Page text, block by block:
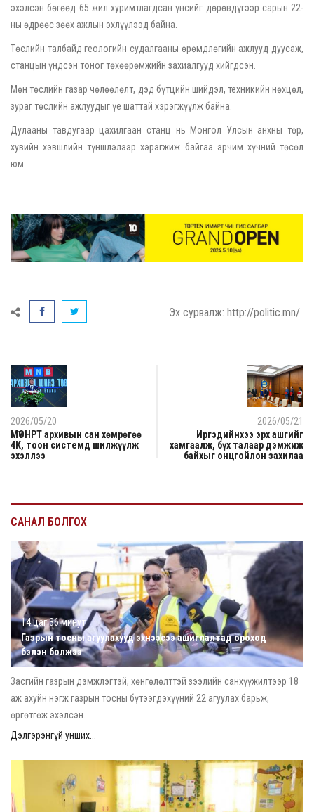
эхэлсэн бөгөөд 65 жил хуримтлагдсан үнсийг дөрөвдүгээр сарын 22-
ны өдрөөс зөөх ажлын эхлүүлээд байна.
Төслийн талбайд геологийн судалгааны өрөмдлөгийн ажлууд дуусаж,
станцын үндсэн тоног төхөөрөмжийн захиалгууд хийгдсэн.
Мөн төслийн газар чөлөөлөлт, дэд бүтцийн шийдэл, техникийн нөхцөл,
зураг төслийн ажлуудыг үе шаттай хэрэгжүүлж байна.
Дулааны тавдугаар цахилгаан станц нь Монгол Улсын анхны төр,
хувийн хэвшлийн түншлэлээр хэрэгжиж байгаа эрчим хүчний төсөл
юм.
Эх сурвалж: http://politic.mn/
2026/05/20
МҮОНРТ архивын сан хөмрөгөө
4К, тоон системд шилжүүлж
эхэллээ
2026/05/21
Иргэдийнхээ эрх ашгийг
хамгаалж, бүх талаар дэмжиж
байхыг онцгойлон захилаа
САНАЛ БОЛГОХ
14 цаг 36 минут
Газрын тосны агуулахууд эхнээсээ ашиглалтад ороход
бэлэн болжээ
Засгийн газрын дэмжлэгтэй, хөнгөлөлттэй зээлийн санхүүжилтээр 18
аж ахуйн нэгж газрын тосны бүтээгдэхүүний 22 агуулах барьж,
өргөтгөж эхэлсэн.
Дэлгэрэнгүй унших...